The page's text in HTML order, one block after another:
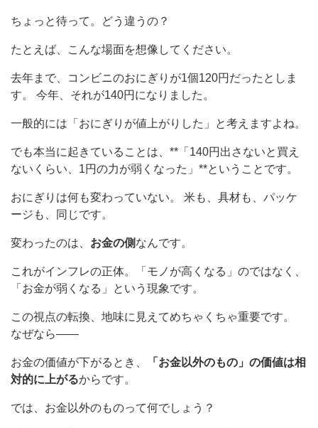
ちょっと待って。どう違うの？
たとえば、こんな場面を想像してください。
去年まで、コンビニのおにぎりが1個120円だったとしま
す。 今年、それが140円になりました。
一般的には「おにぎりが値上がりした」と考えますよね。
でも本当に起きていることは、**「140円出さないと買え
ないくらい、1円の力が弱くなった」**ということです。
おにぎりは何も変わっていない。 米も、具材も、パッケ
ージも、同じです。
変わったのは、 お金の側 なんです。
これがインフレの正体。「モノが高くなる」のではなく、
「お金が弱くなる」という現象です。
この視点の転換、地味に見えてめちゃくちゃ重要です。
なぜなら——
お金の価値が下がるとき、
「お金以外のもの」の価値は相
対的に上がるからです。
では、お金以外のものって何でしょう？